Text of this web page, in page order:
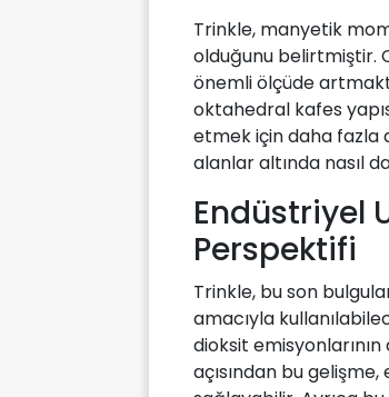
Trinkle, manyetik
olduğunu belirtmiştir.
önemli ölçüde
oktahedral kafes
etmek için daha fazla
alanlar altında nasıl
Endüstriyel
Perspektifi
Trinkle, bu son
amacıyla
dioksit
açısından bu